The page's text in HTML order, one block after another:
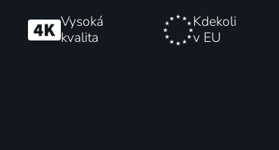
77 %
Vysoká
kvalita
Kdekoli
v EU